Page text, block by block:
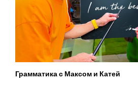
Грамматика с Максом и Катей